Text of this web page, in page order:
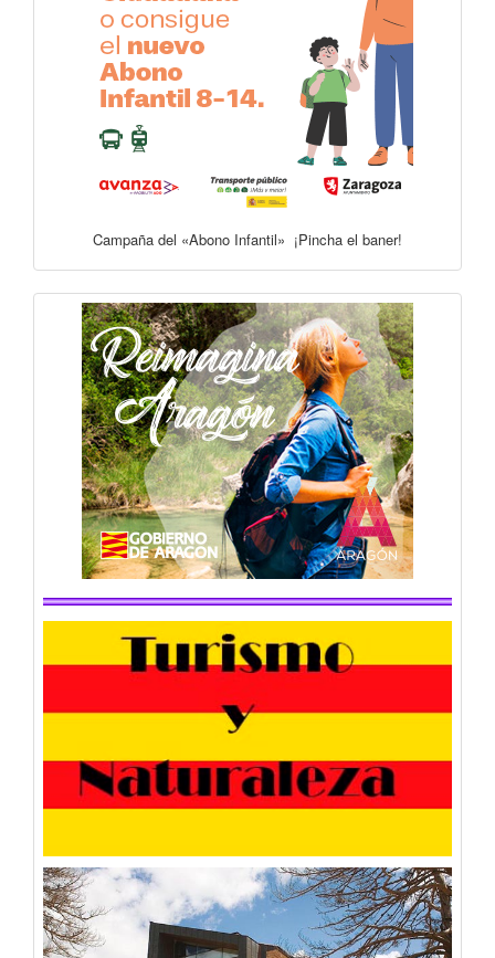
Campaña del «Abono Infantil» ¡Pincha el baner!